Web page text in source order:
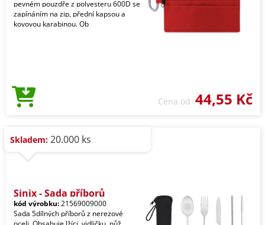
pevném pouzdře z polyesteru 600D se
zapínáním na zip, přední kapsou a
kovovou karabinou. Ob
Cena od 44,55 Kč
Skladem: 20.000 ks
Sinix - Sada příborů
kód výrobku:21569009000
Sada 5dílných příborů z nerezové